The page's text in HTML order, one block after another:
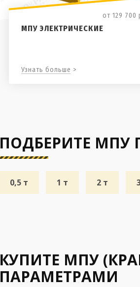
от 129 700
МПУ ЭЛЕКТРИЧЕСКИЕ
Узнать больше >
ПОДБЕРИТЕ МПУ
0,5 т 1 т 2 т
КУПИТЕ МПУ
ПАРАМЕТРАМИ